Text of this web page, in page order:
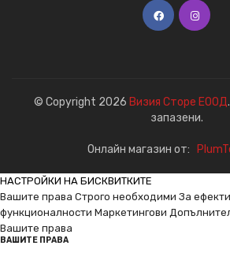
© Copyright 2026 Визия Сторе ЕООД
запазени.
Онлайн магазин от:
НАСТРОЙКИ НА БИСКВИТКИТЕ
Вашите права Строго необходими За
функционалности Маркетингови
Вашите права
ВАШИТЕ ПРАВА